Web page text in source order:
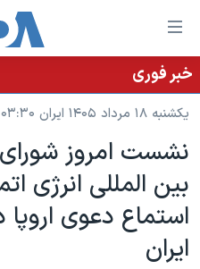
لینکهای
قابل
دسترسی
جهش
محتوای
اصلی
جهش
به
صفحه
خانه
نسخه سبک وب‌سایت
موضوع ها
ایران
آمریکا
جهان
برنامه های تلویزیونی
جدول برنامه ها
صفحه‌های ویژه
خبر فوری
یکشنبه ۱۸ مرداد ۱۴۰۵ ایران ۰۳:۳۰
بين المللی انرژی
استماع دعوی اروپا
ايران